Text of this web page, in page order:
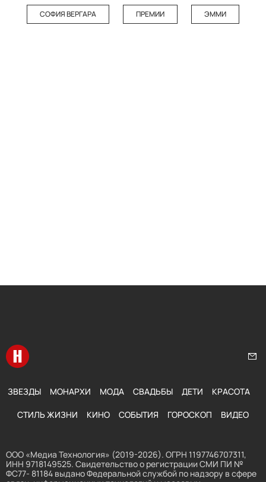
СОФИЯ ВЕРГАРА ПРЕМИИ ЭММИ
Перейти на главную
ЗВЕЗДЫ МОНАРХИ МОДА СВАДЬБЫ ДЕТИ КРАСОТА
СТИЛЬ ЖИЗНИ КИНО СОБЫТИЯ ГОРОСКОП ВИДЕО
ООО «Медиа Технология» (2019-2026). ОГРН 1197746707311,
ИНН 9718149525. Свидетельство о регистрации СМИ ПИ №
ФС77- 81184 выдано Федеральной службой по надзору в сфере